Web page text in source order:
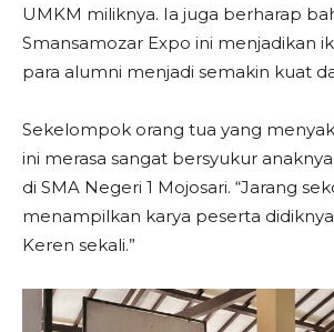
UMKM miliknya. Ia juga berharap
Smansamozar Expo ini menjadikan
para alumni menjadi semakin kuat
Sekelompok orang tua yang
ini merasa sangat bersyukur
di SMA Negeri 1 Mojosari. “Jarang
menampilkan karya peserta
Keren sekali.”